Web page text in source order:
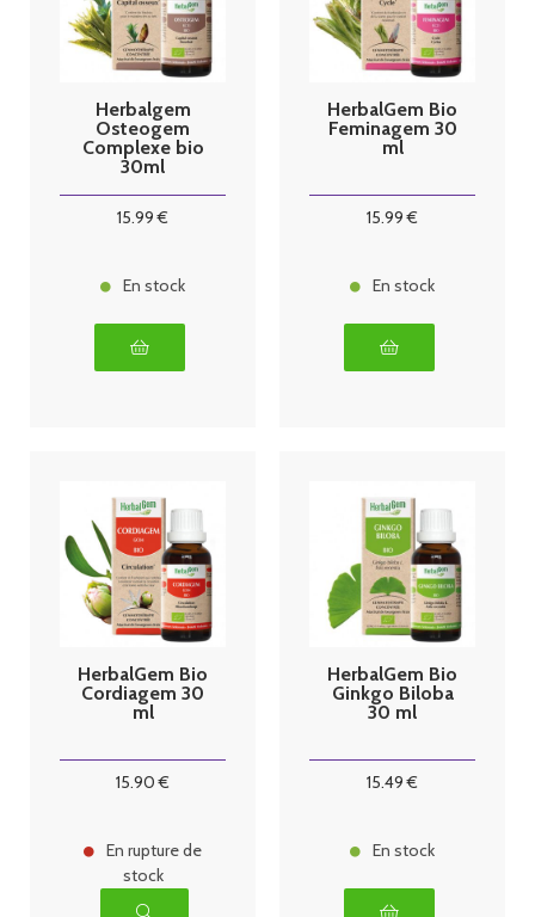
Herbalgem
Osteogem
Complexe bio
30ml
15.99 €
En stock
HerbalGem Bio
Feminagem 30
ml
15.99 €
En stock
HerbalGem Bio
Cordiagem 30
ml
15.90 €
En rupture de
stock
HerbalGem Bio
Ginkgo Biloba
30 ml
15.49 €
En stock